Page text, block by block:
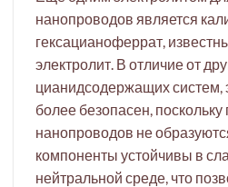
нанопроводов является
гексацианоферрат,
электролит. В отличие от
цианидсодержащих систем,
более безопасен,
нанопроводов не
компоненты устойчивы в
нейтральной среде, что